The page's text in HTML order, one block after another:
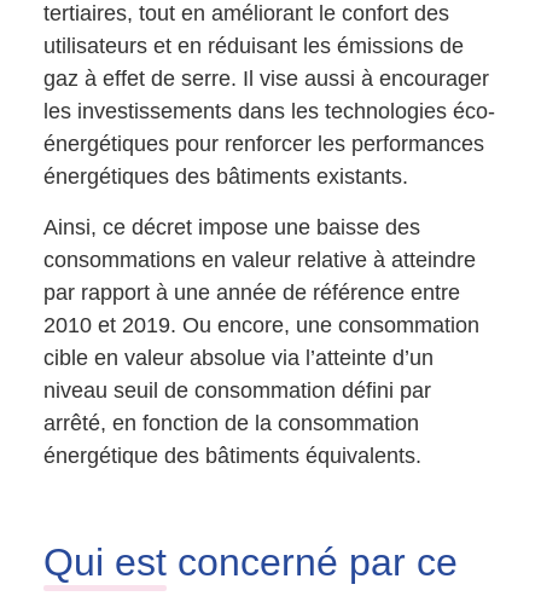
tertiaires, tout en améliorant le confort des
utilisateurs et en réduisant les émissions de
gaz à effet de serre. Il vise aussi à encourager
les investissements dans les technologies éco-
énergétiques pour renforcer les performances
énergétiques des bâtiments existants.
Ainsi, ce décret impose une baisse des
consommations en valeur relative à atteindre
par rapport à une année de référence entre
2010 et 2019. Ou encore, une consommation
cible en valeur absolue via l’atteinte d’un
niveau seuil de consommation défini par
arrêté, en fonction de la consommation
énergétique des bâtiments équivalents.
Qui est concerné par ce